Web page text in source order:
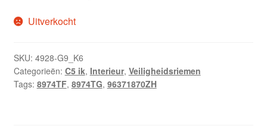
Uitverkocht
SKU: 4928-G9_K6
Categorieën: C5 ik, Interieur, Veiligheidsriemen
Tags: 8974TF, 8974TG, 96371870ZH